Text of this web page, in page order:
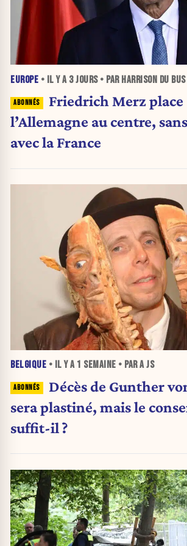
EUROPE • IL Y A 3 JOURS• PAR HARRISON DU BUS
Friedrich Merz place
l’Allemagne au centre,
avec la France
BELGIQUE • IL Y A 1 SEMAINE • PAR A JS
Décès de Gunther
sera plastiné, mais le
suffit-il ?